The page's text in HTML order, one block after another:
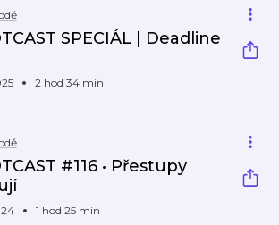
SPECIÁL | Deadline
2 hod 34 min
#116 • Přestupy
1 hod 25 min